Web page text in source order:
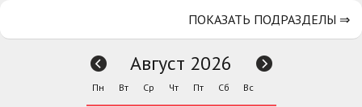
ПОКАЗАТЬ ПОДРАЗДЕЛЫ ⇒
Август 2026
Пн Вт Ср Чт Пт Сб Вс